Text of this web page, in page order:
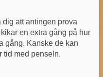
att antingen prova
en extra gång på hur
gång. Kanske de kan
tid med penseln.